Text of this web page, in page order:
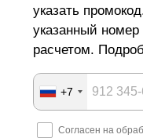
указать
указанный
расчетом.
+7
Согласен на